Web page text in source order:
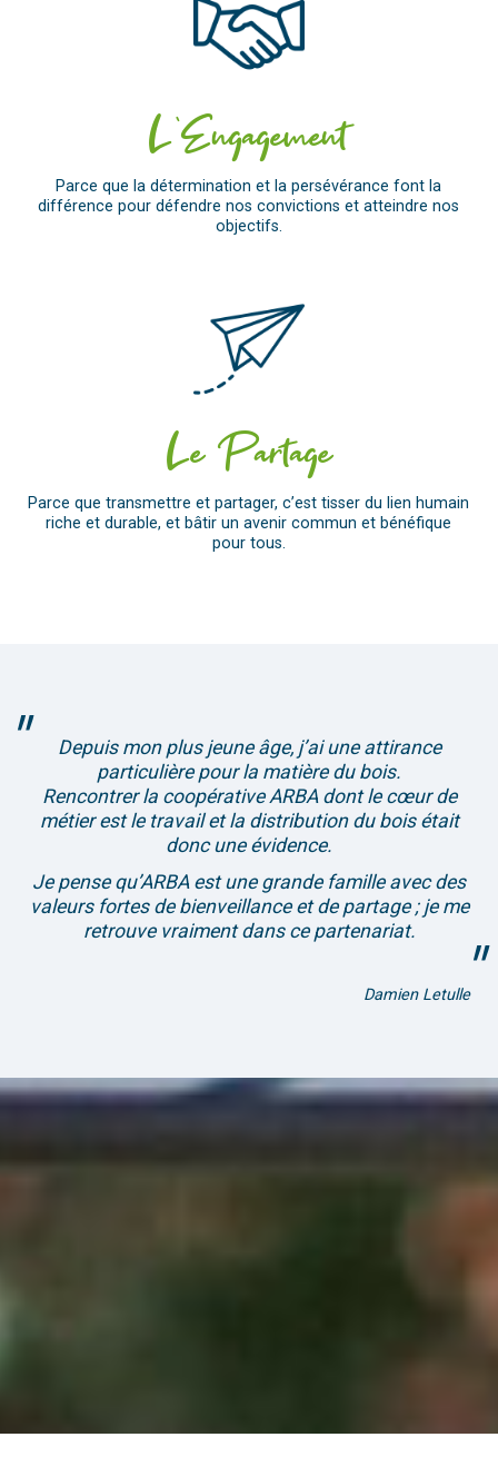
L’Engagement
Parce que la détermination et la persévérance font la
différence pour défendre nos convictions et atteindre nos
objectifs.
Le Partage
Parce que transmettre et partager, c’est tisser du lien humain
riche et durable, et bâtir un avenir commun et bénéfique
pour tous.
Depuis mon plus jeune âge, j’ai une attirance
particulière pour la matière du bois.
Rencontrer la coopérative ARBA dont le cœur de
métier est le travail et la distribution du bois était
donc une évidence.
Je pense qu’ARBA est une grande famille avec des
valeurs fortes de bienveillance et de partage ; je me
retrouve vraiment dans ce partenariat.
Damien Letulle